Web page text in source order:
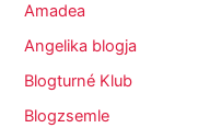
Amadea
Angelika blogja
Blogturné Klub
Blogzsemle